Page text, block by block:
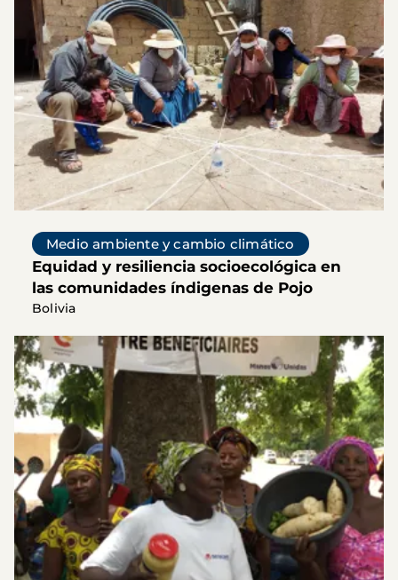
Medio ambiente y cambio climático
Equidad y resiliencia socioecológica en
las comunidades índigenas de Pojo
Bolivia